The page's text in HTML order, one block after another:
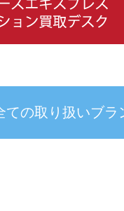
ての取り扱いブラ